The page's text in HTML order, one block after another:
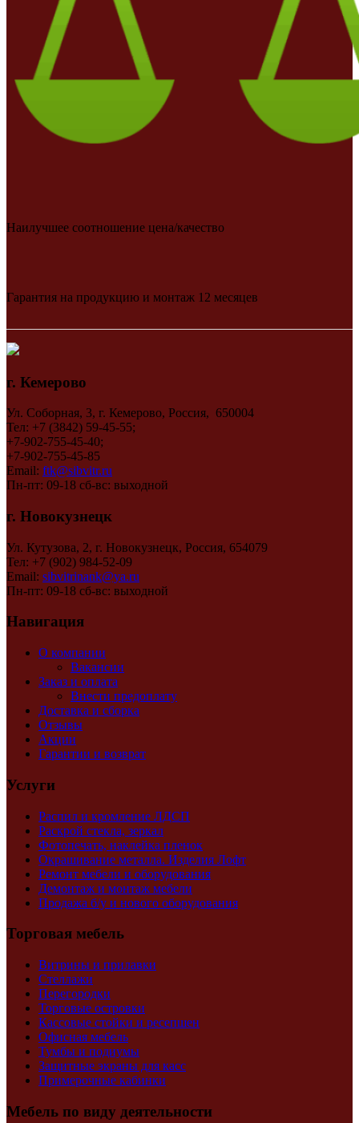
Наилучшее соотношение цена/качество
Гарантия на продукцию и монтаж 12 месяцев
г. Кемерово
Ул. Соборная, 3, г. Кемерово, Россия, 650004
Тел: +7 (3842) 59-45-55;
+7-902-755-45-40;
+7-902-755-45-85
Email: ftk@sibvitr.ru
Пн-пт: 09-18 сб-вс: выходной
г. Новокузнецк
Ул. Кутузова, 2, г. Новокузнецк, Россия, 654079
Тел: +7 (902) 984-52-09
Email: sibvitrinank@ya.ru
Пн-пт: 09-18 сб-вс: выходной
Навигация
О компании
Вакансии
Заказ и оплата
Внести предоплату
Доставка и сборка
Отзывы
Акции
Гарантии и возврат
Услуги
Распил и кромление ЛДСП
Раскрой стекла, зеркал
Фотопечать, наклейка пленок
Окрашивание металла. Изделия Лофт
Ремонт мебели и оборудования
Демонтаж и монтаж мебели
Продажа б/у и нового оборудования
Торговая мебель
Витрины и прилавки
Стеллажи
Перегородки
Торговые островки
Кассовые стойки и ресепшен
Офисная мебель
Тумбы и подиумы
Защитные экраны для касс
Примерочные кабинки
Мебель по виду деятельности